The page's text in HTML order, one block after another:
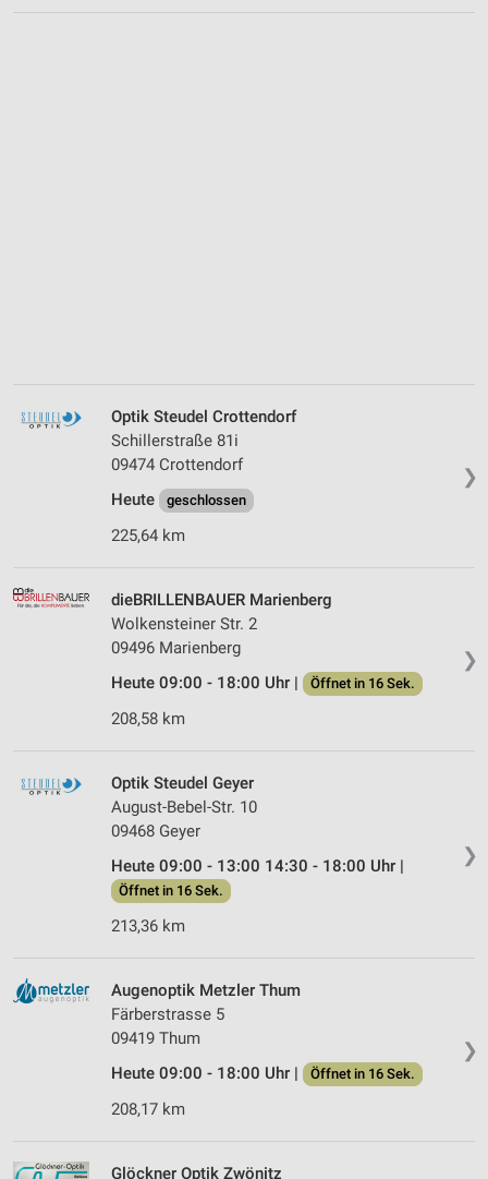
❯
Optik Steudel Crottendorf
Schillerstraße 81i
09474 Crottendorf
Heute
geschlossen
225,64 km
❯
dieBRILLENBAUER Marienberg
Wolkensteiner Str. 2
09496 Marienberg
Heute 09:00 - 18:00 Uhr |
Öffnet in 16 Sek.
208,58 km
❯
Optik Steudel Geyer
August-Bebel-Str. 10
09468 Geyer
Heute 09:00 - 13:00 14:30 - 18:00 Uhr |
Öffnet in 16 Sek.
213,36 km
❯
Augenoptik Metzler Thum
Färberstrasse 5
09419 Thum
Heute 09:00 - 18:00 Uhr |
Öffnet in 16 Sek.
208,17 km
Glöckner Optik Zwönitz